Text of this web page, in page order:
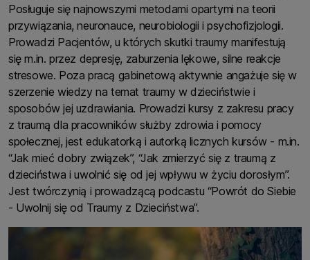
Posługuje się najnowszymi metodami opartymi na teorii
przywiązania, neuronauce, neurobiologii i psychofizjologii.
Prowadzi Pacjentów, u których skutki traumy manifestują
się m.in. przez depresję, zaburzenia lękowe, silne reakcje
stresowe. Poza pracą gabinetową aktywnie angażuje się w
szerzenie wiedzy na temat traumy w dzieciństwie i
sposobów jej uzdrawiania. Prowadzi kursy z zakresu pracy
z traumą dla pracowników służby zdrowia i pomocy
społecznej, jest edukatorką i autorką licznych kursów - m.in.
“Jak mieć dobry związek”, “Jak zmierzyć się z traumą z
dzieciństwa i uwolnić się od jej wpływu w życiu dorosłym”.
Jest twórczynią i prowadzącą podcastu “Powrót do Siebie
- Uwolnij się od Traumy z Dzieciństwa”.